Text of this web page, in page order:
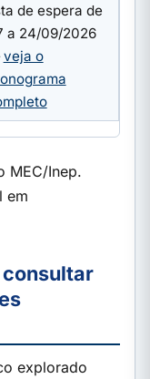
de espera de
a 24/09/2026
veja o
MEC/Inep.
em
consultar
explorado